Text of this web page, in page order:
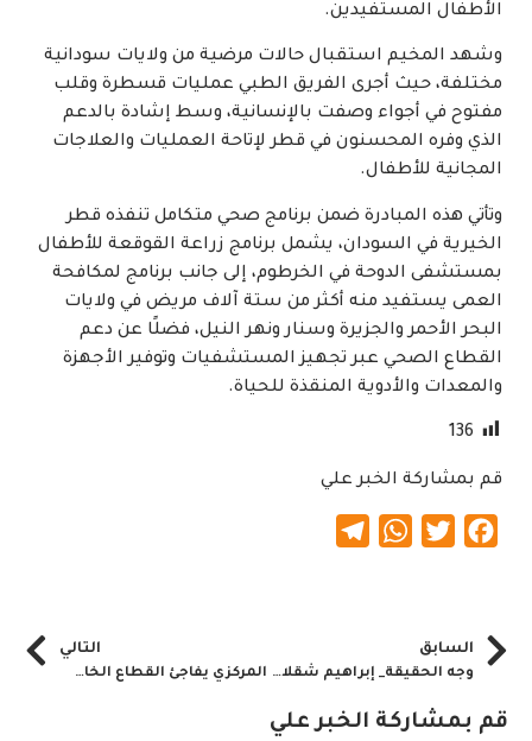
الأطفال المستفيدين.
وشهد المخيم استقبال حالات مرضية من ولايات سودانية
مختلفة، حيث أجرى الفريق الطبي عمليات قسطرة وقلب
مفتوح في أجواء وصفت بالإنسانية، وسط إشادة بالدعم
الذي وفره المحسنون في قطر لإتاحة العمليات والعلاجات
المجانية للأطفال.
وتأتي هذه المبادرة ضمن برنامج صحي متكامل تنفذه قطر
الخيرية في السودان، يشمل برنامج زراعة القوقعة للأطفال
بمستشفى الدوحة في الخرطوم، إلى جانب برنامج لمكافحة
العمى يستفيد منه أكثر من ستة آلاف مريض في ولايات
البحر الأحمر والجزيرة وسنار ونهر النيل، فضلًا عن دعم
القطاع الصحي عبر تجهيز المستشفيات وتوفير الأجهزة
والمعدات والأدوية المنقذة للحياة.
136
قم بمشاركة الخبر علي
Facebook
Twitter
WhatsApp
السابق
وجه الحقيقة_ إبراهيم شقلاوي يكتب.. العقود بين الشفافية والأمن القومي
التالي
المركزي يفاجئ القطاع الخاص بقرار
قم بمشاركة الخبر علي